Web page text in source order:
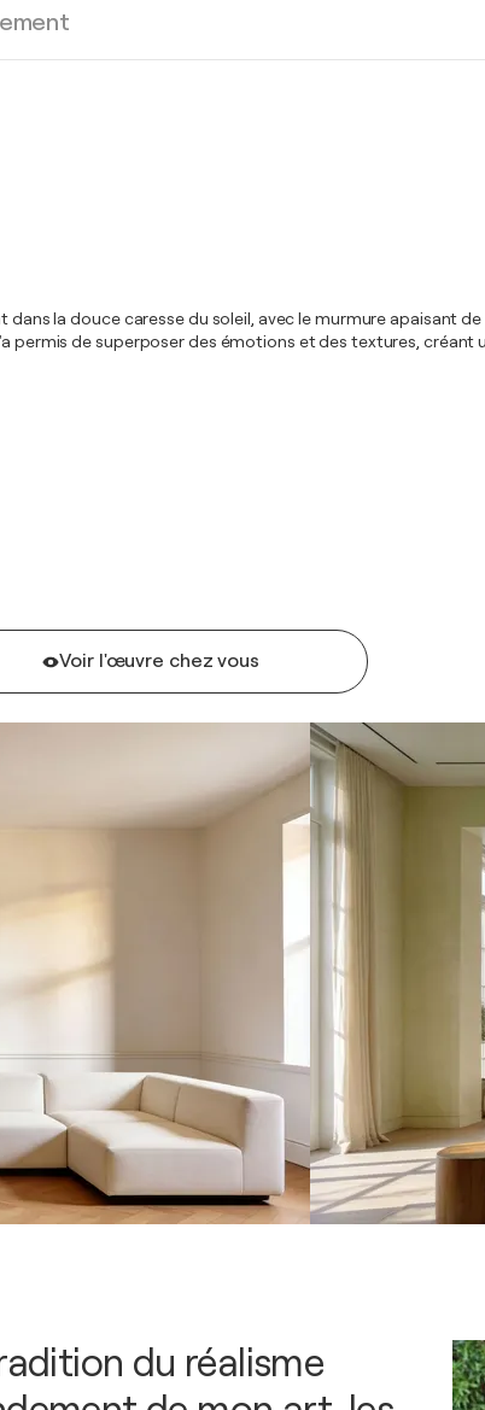
Voir l'œuvre chez vous
la douce caresse du soleil, avec le murmure apaisant
permis de superposer des émotions et des textures,
du réalisme